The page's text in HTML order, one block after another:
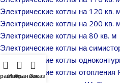
Электрические котлы на 120 кв.
Электрические котлы на 200 кв.
Электрические котлы на 80 кв. м
Электрические котлы на
Электрические котлы
Электрические котлы
Избранное
Заказ